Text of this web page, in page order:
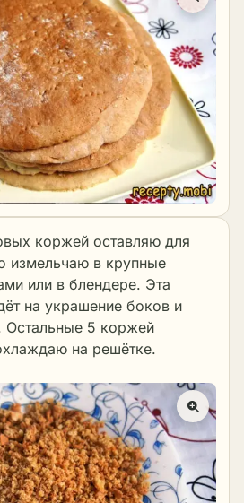
коржей оставляю для
измельчаю в крупные
или в блендере. Эта
на украшение боков и
Остальные 5 коржей
на решётке.